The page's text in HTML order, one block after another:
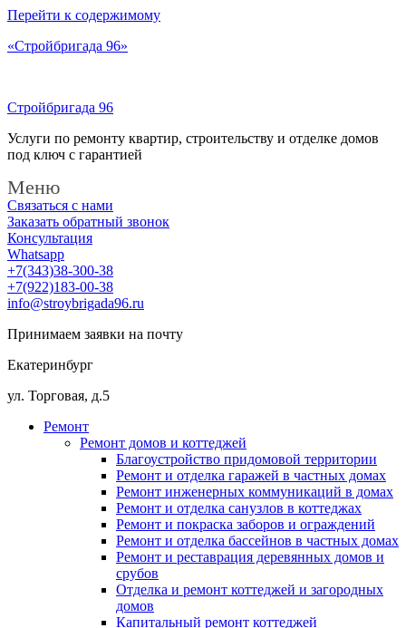
Перейти к содержимому
«Стройбригада 96»
Стройбригада 96
Услуги по ремонту квартир, строительству и отделке домов
под ключ с гарантией
Меню
Связаться с нами
Заказать обратный звонок
Консультация
Whatsapp
+7(343)38-300-38
+7(922)183-00-38
info@stroybrigada96.ru
Принимаем заявки на почту
Екатеринбург
ул. Торговая, д.5
Ремонт
Ремонт домов и коттеджей
Благоустройство придомовой территории
Ремонт и отделка гаражей в частных домах
Ремонт инженерных коммуникаций в домах
Ремонт и отделка санузлов в коттеджах
Ремонт и покраска заборов и ограждений
Ремонт и отделка бассейнов в частных домах
Ремонт и реставрация деревянных домов и
срубов
Отделка и ремонт коттеджей и загородных
домов
Капитальный ремонт коттеджей